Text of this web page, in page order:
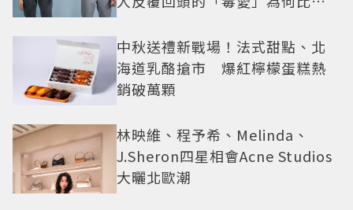
中秋送禮新戰場！法式甜點、北
海道乳酪搶市 爆紅檸檬蛋糕熱
銷破萬顆
林映維、程予希、Melinda、
J.Sheron四星相會Acne Studios
大曬北歐潮